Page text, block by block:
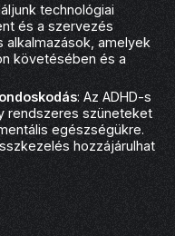
technológiai
és a szervezés
alkalmazások, amelyek
követésében és a
: Az ADHD-s
rendszeres szüneteket
egészségükre.
hozzájárulhat